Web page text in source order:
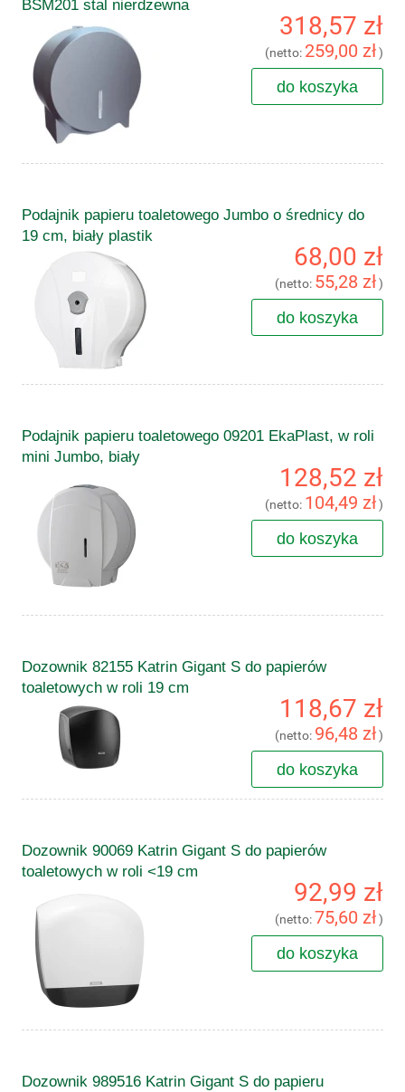
BSM201 stal nierdzewna
318,57 zł
(netto: 259,00 zł)
do koszyka
Podajnik papieru toaletowego Jumbo o średnicy do
19 cm, biały plastik
68,00 zł
(netto: 55,28 zł)
do koszyka
Podajnik papieru toaletowego 09201 EkaPlast, w roli
mini Jumbo, biały
128,52 zł
(netto: 104,49 zł)
do koszyka
Dozownik 82155 Katrin Gigant S do papierów
toaletowych w roli 19 cm
118,67 zł
(netto: 96,48 zł)
do koszyka
Dozownik 90069 Katrin Gigant S do papierów
toaletowych w roli <19 cm
92,99 zł
(netto:75,60 zł)
do koszyka
Dozownik 989516 Katrin Gigant S do papieru